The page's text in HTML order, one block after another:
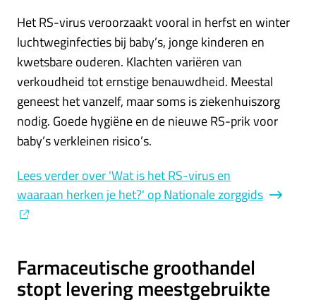
Het RS-virus veroorzaakt vooral in herfst en winter
luchtweginfecties bij baby’s, jonge kinderen en
kwetsbare ouderen. Klachten variëren van
verkoudheid tot ernstige benauwdheid. Meestal
geneest het vanzelf, maar soms is ziekenhuiszorg
nodig. Goede hygiëne en de nieuwe RS-prik voor
baby’s verkleinen risico’s.
Lees verderover 'Wat is het RS-virus en
waaraan herken je het?' op Nationale zorggids
Farmaceutische groothandel
stopt levering meestgebruikte